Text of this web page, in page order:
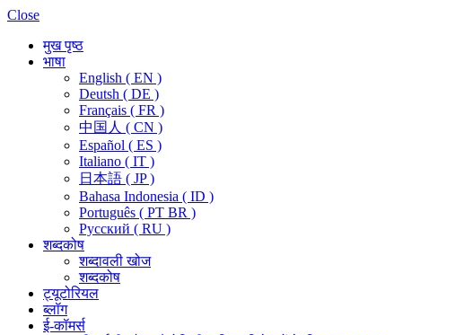
Close
मुख पृष्ठ
भाषा
English ( EN )
Deutsh ( DE )
Français ( FR )
中国人 ( CN )
Español ( ES )
Italiano ( IT )
日本語 ( JP )
Bahasa Indonesia ( ID )
Português ( PT BR )
Pусский ( RU )
शब्दकोष
शब्दावली खोज
शब्दकोष
ट्यूटोरियल
ब्लॉग
ई-कॉमर्स